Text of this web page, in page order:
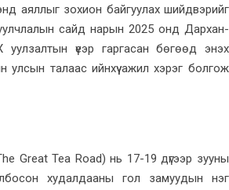
аяллыг зохион байгуулах шийдвэрийг
сайд нарын 2025 онд Дархан-
үеэр гаргасан бөгөөд энэхүү
улсын талаас ийнхүү ажил хэрэг болгож
Great Tea Road) нь 17-19 дүгээр зууны
худалдааны гол замуудын нэг